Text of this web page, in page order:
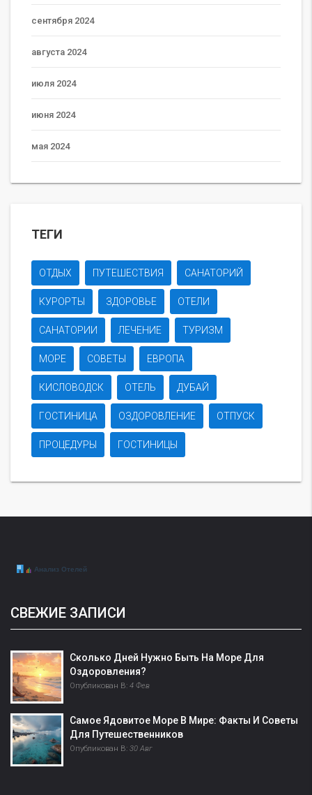
сентября 2024
августа 2024
июля 2024
июня 2024
мая 2024
ТЕГИ
ОТДЫХ ПУТЕШЕСТВИЯ САНАТОРИЙ
КУРОРТЫ ЗДОРОВЬЕ ОТЕЛИ
САНАТОРИИ ЛЕЧЕНИЕ ТУРИЗМ
МОРЕ СОВЕТЫ ЕВРОПА
КИСЛОВОДСК ОТЕЛЬ ДУБАЙ
ГОСТИНИЦА ОЗДОРОВЛЕНИЕ ОТПУСК
ПРОЦЕДУРЫ ГОСТИНИЦЫ
СВЕЖИЕ ЗАПИСИ
Сколько Дней Нужно Быть На Море Для
Оздоровления?
Опубликован В: 4 Фев
Самое Ядовитое Море В Мире: Факты И Советы
Для Путешественников
Опубликован В: 30 Авг